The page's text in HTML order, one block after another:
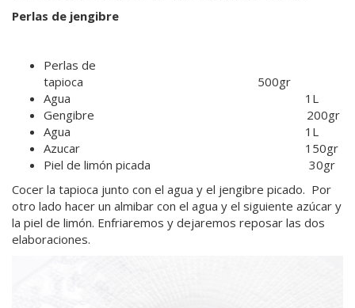
Perlas de jengibre
Perlas de
tapioca 500gr
Agua 1L
Gengibre 200gr
Agua 1L
Azucar 150gr
Piel de limón picada 30gr
Cocer la tapioca junto con el agua y el jengibre picado. Por
otro lado hacer un almibar con el agua y el siguiente azúcar y
la piel de limón. Enfriaremos y dejaremos reposar las dos
elaboraciones.